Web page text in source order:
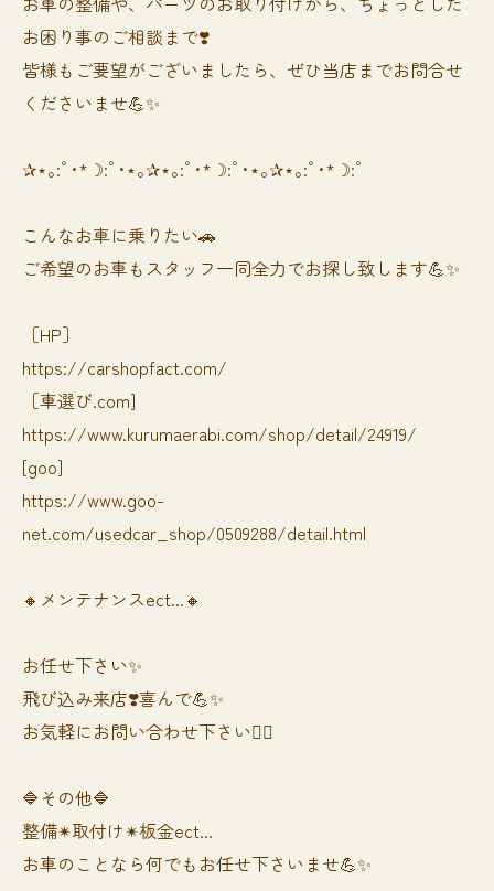
お困り事のご相談まで❣️
皆様もご要望がございましたら、ぜひ当店までお問合せ
くださいませ💪✨
✰⋆｡:ﾟ･*☽:ﾟ･⋆｡✰⋆｡:ﾟ･*☽:ﾟ･⋆｡✰⋆｡:ﾟ･*☽:ﾟ
⁡⁡⁡こんなお車に乗りたい🚗
ご希望のお車もスタッフ一同全力でお探し致します💪✨
［HP］
https://carshopfact.com/
［車選び.com]
https://www.kurumaerabi.com/shop/detail/24919/
[goo]
https://www.goo-
net.com/usedcar_shop/0509288/detail.html
🔸メンテナンスect...🔸
お任せ下さい✨
飛び込み来店❣️喜んで💪✨
お気軽にお問い合わせ下さい🙆‍♀️
🔷その他🔷
整備✴︎取付け✴︎板金ect...
お車のことなら何でもお任せ下さいませ💪✨